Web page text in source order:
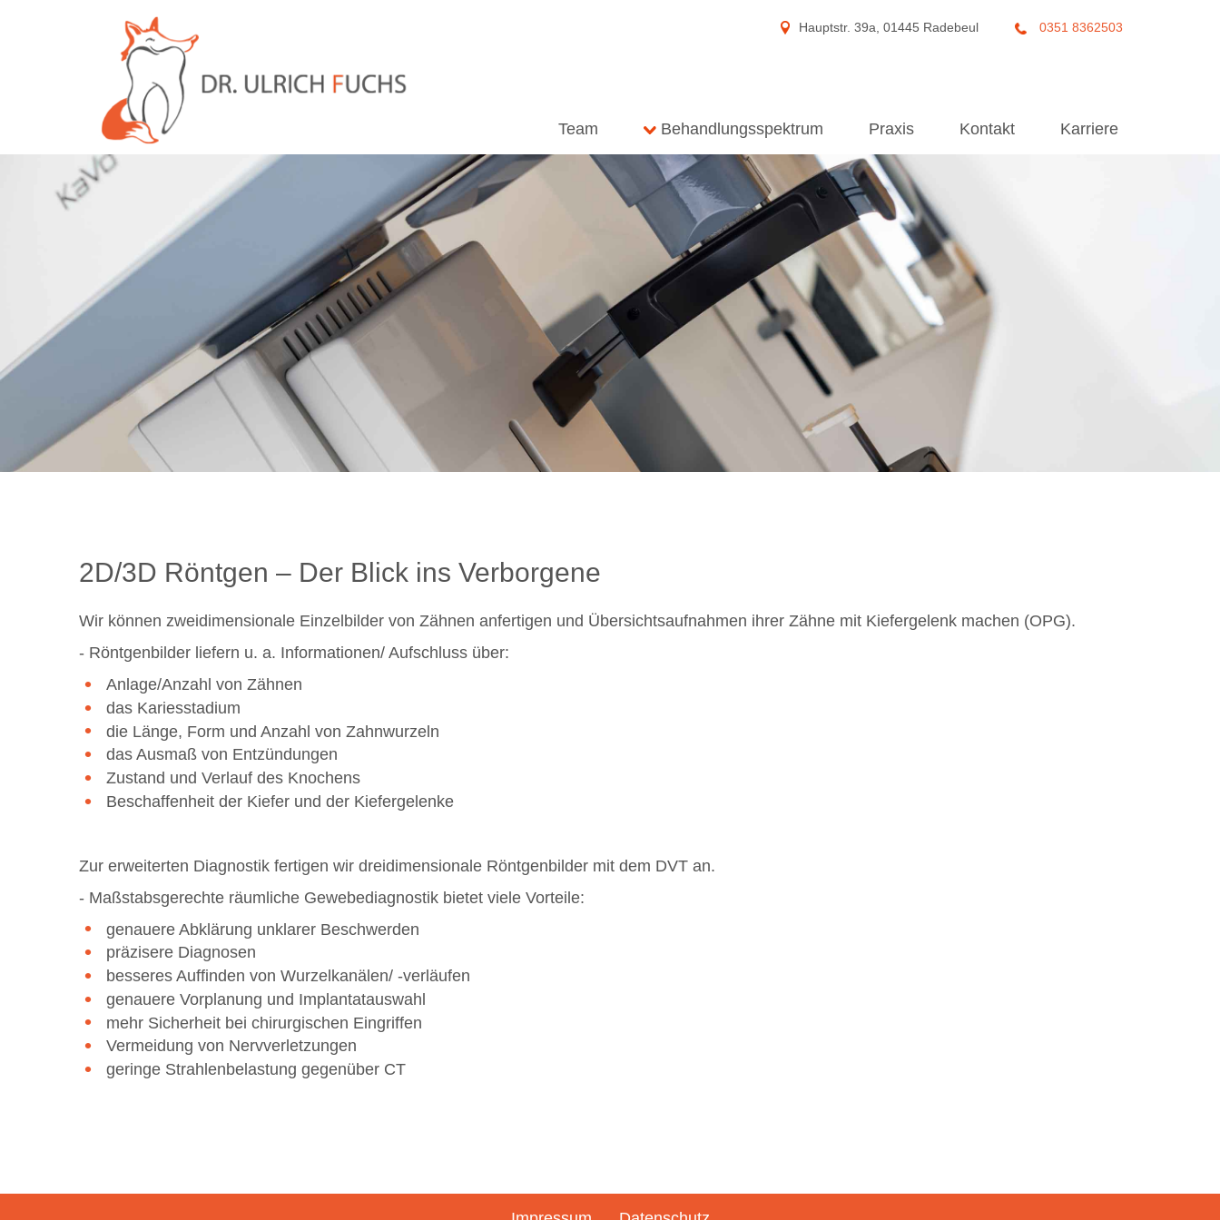
0351 8362503
Hauptstr. 39a, 01445 Radebeul
Team Behandlungsspektrum Praxis Kontakt Karriere
2D/3D Röntgen – Der Blick ins Verborgene
Wir können zweidimensionale Einzelbilder von Zähnen anfertigen und Übersichtsaufnahmen ihrer Zähne mit Kiefergelenk machen (OPG).
- Röntgenbilder liefern u. a. Informationen/ Aufschluss über:
Anlage/Anzahl von Zähnen
das Kariesstadium
die Länge, Form und Anzahl von Zahnwurzeln
das Ausmaß von Entzündungen
Zustand und Verlauf des Knochens
Beschaffenheit der Kiefer und der Kiefergelenke
Zur erweiterten Diagnostik fertigen wir dreidimensionale Röntgenbilder mit dem DVT an.
- Maßstabsgerechte räumliche Gewebediagnostik bietet viele Vorteile:
genauere Abklärung unklarer Beschwerden
präzisere Diagnosen
besseres Auffinden von Wurzelkanälen/ -verläufen
genauere Vorplanung und Implantatauswahl
mehr Sicherheit bei chirurgischen Eingriffen
Vermeidung von Nervverletzungen
geringe Strahlenbelastung gegenüber CT